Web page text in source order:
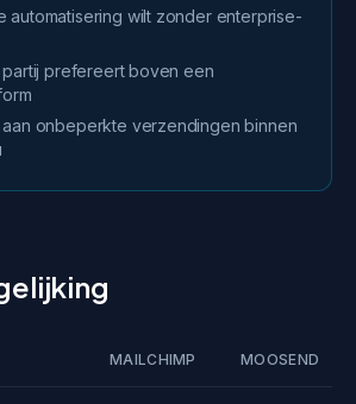
automatisering wilt zonder enterprise-
partij prefereert boven een
aan onbeperkte verzendingen binnen
MAILCHIMP MOOSEND